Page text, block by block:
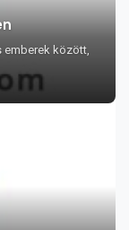
emberek között,